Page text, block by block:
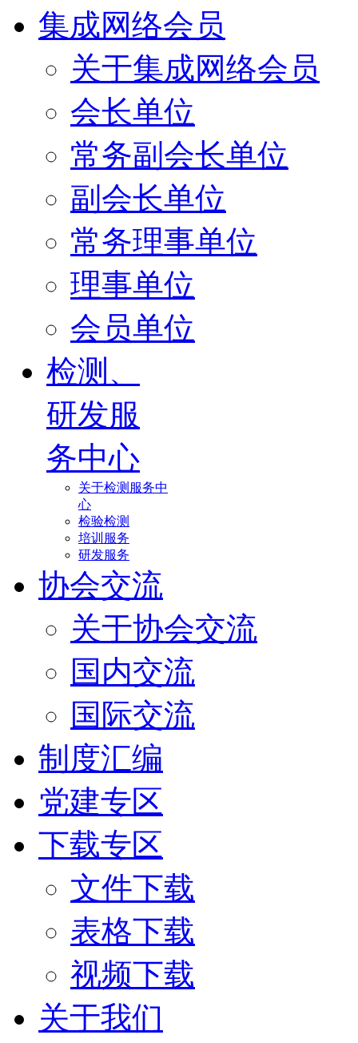
集成网络会员
关于集成网络会员
会长单位
常务副会长单位
副会长单位
常务理事单位
理事单位
会员单位
检测、
研发服
务中心
关于检测服务中
心
检验检测
培训服务
研发服务
协会交流
关于协会交流
国内交流
国际交流
制度汇编
党建专区
下载专区
文件下载
表格下载
视频下载
关于我们